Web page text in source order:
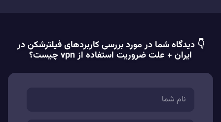
👇 دیدگاه شما در مورد بررسی کاربردهای فیلترشکن در
ایران + علت ضروریت استفاده از vpn چیست؟